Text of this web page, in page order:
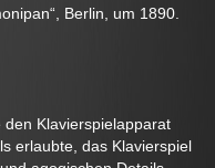
Berlin, um 1890.
Klavierspielapparat
erlaubte, das Klavierspiel